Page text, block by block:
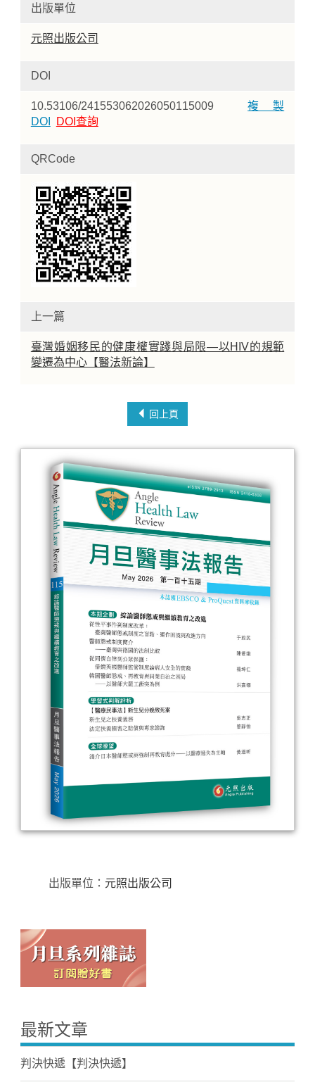
出版單位
元照出版公司
DOI
10.53106/241553062026050115009複製
DOI
DOI查詢
QRCode
上一篇
臺灣婚姻移民的健康權實踐與局限—以HIV的規範
變遷為中心【醫法新論】
回上頁
出版單位： 元照出版公司
最新文章
判決快遞【判決快遞】